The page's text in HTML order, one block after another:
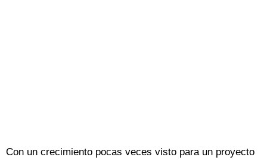
Con un crecimiento pocas veces visto para un proyecto